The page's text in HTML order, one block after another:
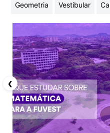
Geometria Vestibular
❮